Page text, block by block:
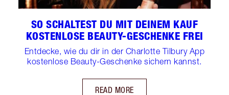
SO SCHALTEST DU MIT DEINEM KAUF
KOSTENLOSE BEAUTY-GESCHENKE FREI
Entdecke, wie du dir in der Charlotte Tilbury App
kostenlose Beauty-Geschenke sichern kannst.
READ MORE